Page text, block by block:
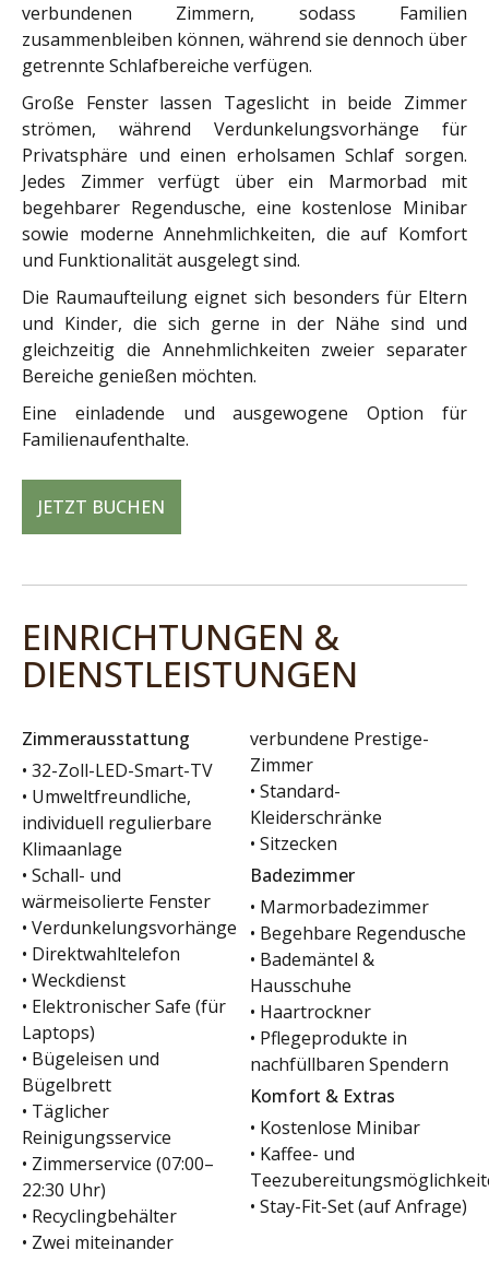
verbundenen Zimmern, sodass Familien
zusammenbleiben können, während sie dennoch über
getrennte Schlafbereiche verfügen.
Große Fenster lassen Tageslicht in beide Zimmer
strömen, während Verdunkelungsvorhänge für
Privatsphäre und einen erholsamen Schlaf sorgen.
Jedes Zimmer verfügt über ein Marmorbad mit
begehbarer Regendusche, eine kostenlose Minibar
sowie moderne Annehmlichkeiten, die auf Komfort
und Funktionalität ausgelegt sind.
Die Raumaufteilung eignet sich besonders für Eltern
und Kinder, die sich gerne in der Nähe sind und
gleichzeitig die Annehmlichkeiten zweier separater
Bereiche genießen möchten.
Eine einladende und ausgewogene Option für
Familienaufenthalte.
JETZT BUCHEN
EINRICHTUNGEN &
DIENSTLEISTUNGEN
Zimmerausstattung
• 32-Zoll-LED-Smart-TV
• Umweltfreundliche,
individuell regulierbare
Klimaanlage
• Schall- und
wärmeisolierte Fenster
• Verdunkelungsvorhänge
• Direktwahltelefon
• Weckdienst
• Elektronischer Safe (für
Laptops)
• Bügeleisen und
Bügelbrett
• Täglicher
Reinigungsservice
• Zimmerservice (07:00–
22:30 Uhr)
• Recyclingbehälter
• Zwei miteinander
verbundene Prestige-
Zimmer
• Standard-
Kleiderschränke
• Sitzecken
Badezimmer
• Marmorbadezimmer
• Begehbare Regendusche
• Bademäntel &
Hausschuhe
• Haartrockner
• Pflegeprodukte in
nachfüllbaren Spendern
Komfort & Extras
• Kostenlose Minibar
• Kaffee- und
• Stay-Fit-Set (auf Anfrage)